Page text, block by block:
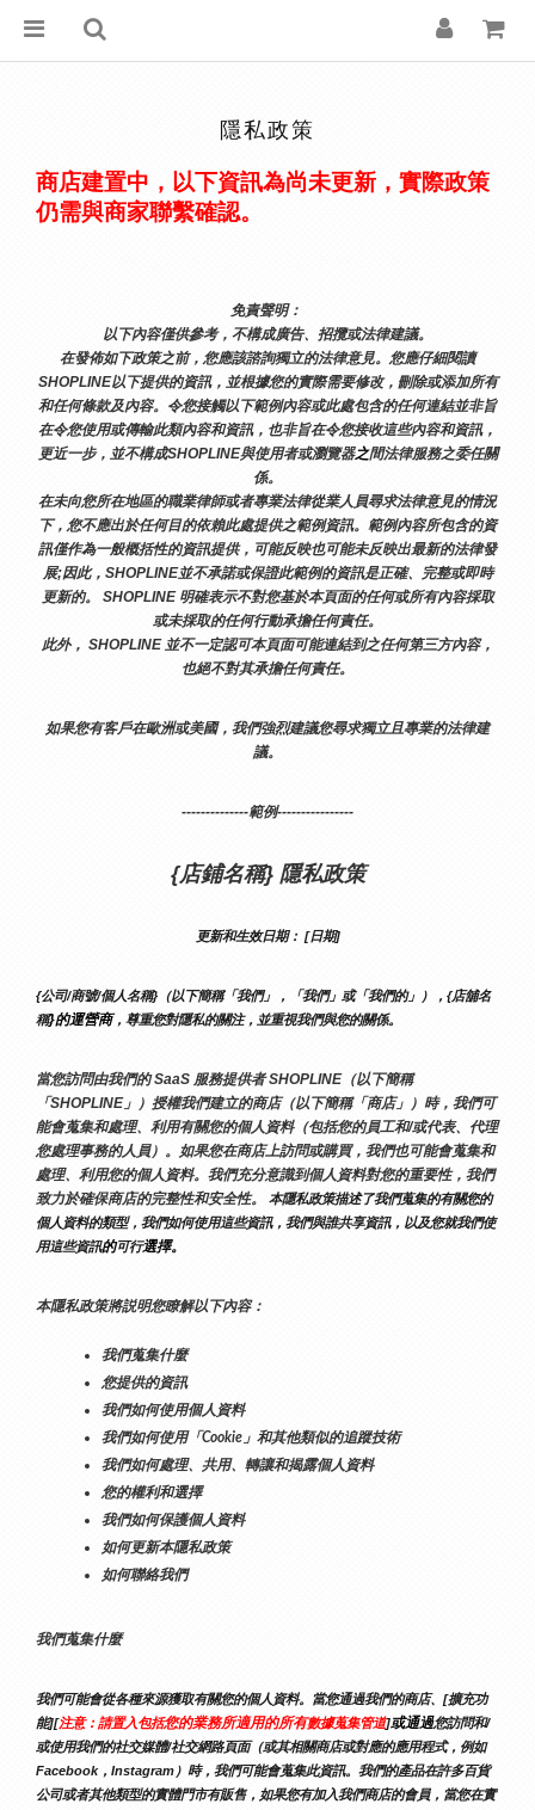
隱私政策
商店建置中，以下資訊為尚未更新，實際政策
仍需與商家聯繫確認。
免責聲明：
以下內容僅供參考，不構成廣告、招攬或法律建議。
在發佈如下政策之前，您應該諮詢獨立的法律意見。您應仔細閱讀
SHOPLINE以下提供的資訊，並根據您的實際需要修改，刪除或添加所有
和任何條款及內容。令您接觸以下範例內容或此處包含的任何連結並非旨
在令您使用或傳輸此類內容和資訊，也非旨在令您接收這些內容和資訊，
更近一步，並不構成SHOPLINE與使用者或瀏覽器之間法律服務之委任關
係。
在未向您所在地區的職業律師或者專業法律從業人員尋求法律意見的情況
下，您不應出於任何目的依賴此處提供之範例資訊。範例內容所包含的資
訊僅作為一般概括性的資訊提供，可能反映也可能未反映出最新的法律發
展;因此，SHOPLINE並不承諾或保證此範例的資訊是正確、完整或即時
更新的。 SHOPLINE 明確表示不對您基於本頁面的任何或所有內容採取
或未採取的任何行動承擔任何責任。
此外， SHOPLINE 並不一定認可本頁面可能連結到之任何第三方內容，
也絕不對其承擔任何責任。
如果您有客戶在歐洲或美國，我們強烈建議您尋求獨立且專業的法律建
議。
--------------範例----------------
{店鋪名稱} 隱私政策
更新和生效日期： [日期]
{公司/商號/個人名稱}（以下簡稱「我們」，「我們」或「我們的」），{店舖名
稱}的運營商，尊重您對隱私的關注，並重視我們與您的關係。
當您訪問由我們的 SaaS 服務提供者 SHOPLINE（以下簡稱
「SHOPLINE」）授權我們建立的商店（以下簡稱「商店」）時，我們可
能會蒐集和處理、利用有關您的個人資料（包括您的員工和/或代表、代理
您處理事務的人員）。如果您在商店上訪問或購買，我們也可能會蒐集和
處理、利用您的個人資料。我們充分意識到個人資料對您的重要性，我們
致力於確保商店的完整性和安全性。
本隱私政策描述了我們蒐集的有關您的
個人資料的類型，我們如何使用這些資訊，我們與誰共享資訊，以及您就我們使
用這些資訊的可行選擇。
本隱私政策將説明您瞭解以下內容：
我們蒐集什麼
您提供的資訊
我們如何使用個人資料
我們如何使用「Cookie」和其他類似的追蹤技術
我們如何處理、共用、轉讓和揭露個人資料
您的權利和選擇
我們如何保護個人資料
如何更新本隱私政策
如何聯絡我們
我們蒐集什麼
我們可能會從各種來源獲取有關您的個人資料。當您通過我們的商店、[擴充功
能][注意：請置入包括您的業務所適用的所有數據蒐集管道]或通過您訪問和/
或使用我們的社交媒體/社交網路頁面（或其相關商店或對應的應用程式，例如
Facebook，Instagram）時，我們可能會蒐集此資訊。我們的產品在許多百貨
公司或者其他類型的實體門市有販售，如果您有加入我們商店的會員，當您在實